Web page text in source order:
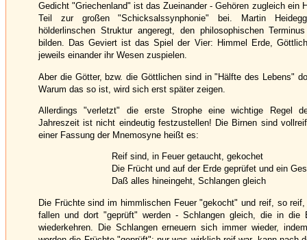
Gedicht "Griechenland" ist das Zueinander - Gehören zugleich ein
Teil zur großen "Schicksalssynphonie" bei. Martin
hölderlinschen Struktur angeregt, den philosophischen
bilden. Das Geviert ist das Spiel der Vier: Himmel Erde,
jeweils einander ihr Wesen zuspielen.
Aber die Götter, bzw. die Göttlichen sind in "Hälfte des Lebens"
Warum das so ist, wird sich erst später zeigen.
Allerdings "verletzt" die erste Strophe eine wichtige Regel
Jahreszeit ist nicht eindeutig festzustellen! Die Birnen sind
einer Fassung der Mnemosyne heißt es:
Reif sind, in Feuer getaucht, gekochet
Die Frücht und auf der Erde geprüfet und ein
Daß alles hineingeht, Schlangen gleich
Die Früchte sind im himmlischen Feuer "gekocht" und reif, so
fallen und dort "geprüft" werden - Schlangen gleich, die in die
wiederkehren. Die Schlangen erneuern sich immer wieder,